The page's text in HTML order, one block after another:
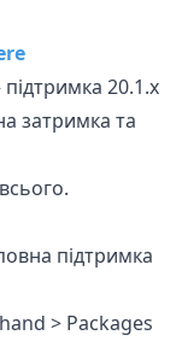
20.1.x
затримка та
підтримка
> Packages